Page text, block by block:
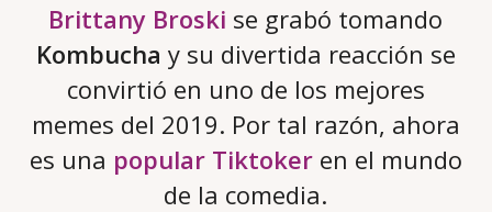
Brittany Broski se grabó tomando
Kombucha y su divertida reacción se
convirtió en uno de los mejores
memes del 2019. Por tal razón, ahora
es una popular Tiktokeren el mundo
de la comedia.